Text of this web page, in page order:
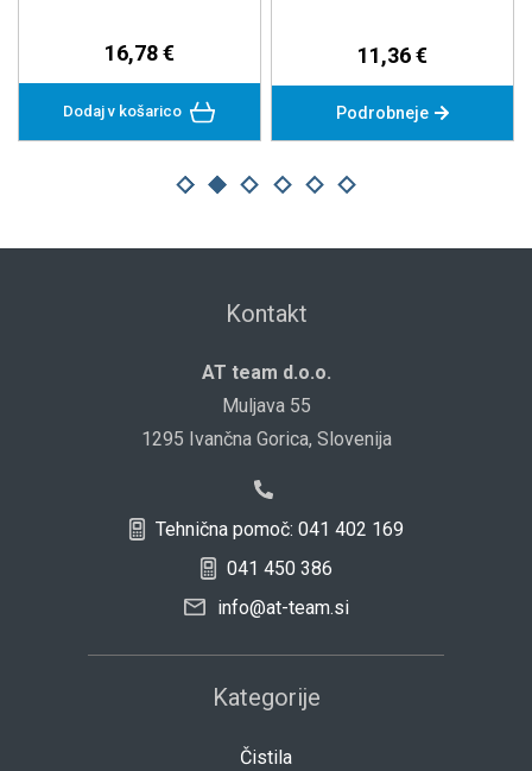
16,78 €
Dodaj v košarico
11,36 €
Podrobneje
Kontakt
AT team d.o.o.
Muljava 55
1295 Ivančna Gorica, Slovenija
Tehnična pomoč: 041 402 169
041 450 386
info@at-team.si
Kategorije
Čistila